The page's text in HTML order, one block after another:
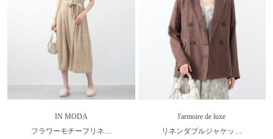
IN MODA
フラワーモチーフリネ…
l'armoire de luxe
リネンダブルジャケッ…